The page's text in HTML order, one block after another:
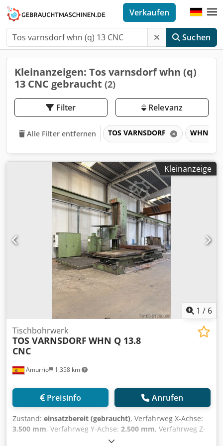
Suchen
Verkaufen
Kleinanzeigen: Tos varnsdorf whn (q)
13 CNC gebraucht (2)
Filter Relevanz
Alle Filter entfernen TOS VARNSDORF WHN (Q)
Kleinanzeige
1 / 6
Amurrio 1.358 km
Tischbohrwerk
TOS VARNSDORF WHN Q 13.8
CNC
Preisinfo Anrufen
Zustand: einsatzbereit (gebraucht), Verfahrweg X-Achse:
3.500 mm, Verfahrweg Y-Achse: 2.500 mm, Verfahrweg Z-
, Tischbelastung: